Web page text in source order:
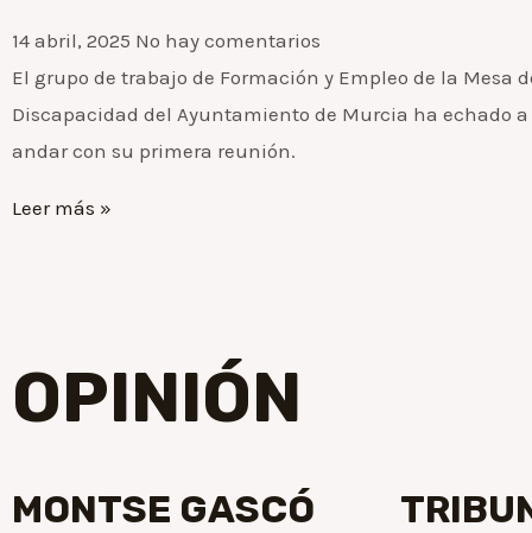
14 abril, 2025 No hay comentarios
El grupo de trabajo de Formación y Empleo de la Mesa
Discapacidad del Ayuntamiento de Murcia ha echado a
andar con su primera reunión.
Leer más »
OPINIÓN
MONTSE GASCÓ